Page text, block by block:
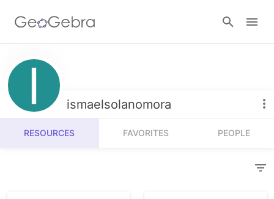
Resources
Number Sense
Algebra
Calculators ismaelsolanomora
RESOURCES FAVORITES PEOPLE